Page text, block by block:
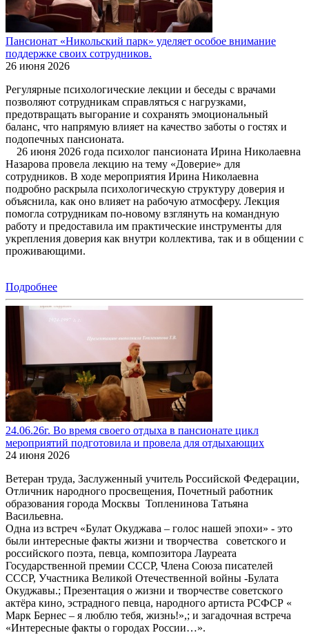
Пансионат «Никольский парк» уделяет особое внимание
поддержке своих сотрудников.
26 июня 2026
Регулярные психологические лекции и беседы с врачами
позволяют сотрудникам справляться с нагрузками,
предотвращать выгорание и сохранять эмоциональный
баланс, что напрямую влияет на качество заботы о гостях и
подопечных пансионата.
26 июня 2026 года психолог пансионата Ирина Николаевна
Назарова провела лекцию на тему «Доверие» для
сотрудников. В ходе мероприятия Ирина Николаевна
подробно раскрыла психологическую структуру доверия и
объяснила, как оно влияет на рабочую атмосферу. Лекция
помогла сотрудникам по-новому взглянуть на командную
работу и предоставила им практические инструменты для
укрепления доверия как внутри коллектива, так и в общении с
проживающими.
Подробнее
24.06.26г. Во время своего отдыха в пансионате цикл
мероприятий подготовила и провела для отдыхающих
24 июня 2026
Ветеран труда, Заслуженный учитель Российской Федерации,
Отличник народного просвещения, Почетный работник
образования города Москвы Топленинова Татьяна
Васильевна.
Одна из встреч «Булат Окуджава – голос нашей эпохи» - это
были интересные факты жизни и творчества советского и
российского поэта, певца, композитора Лауреата
Государственной премии СССР, Члена Союза писателей
СССР, Участника Великой Отечественной войны -Булата
Окуджавы.; Презентация о жизни и творчестве советского
актёра кино, эстрадного певца, народного артиста РСФСР «
Марк Бернес – я люблю тебя, жизнь!»,; и загадочная встреча
«Интересные факты о городах России…».